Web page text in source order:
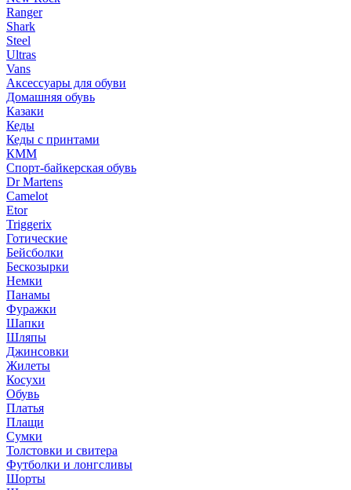
Ranger
Shark
Steel
Ultras
Vans
Аксессуары для обуви
Домашняя обувь
Казаки
Кеды
Кеды с принтами
КММ
Спорт-байкерская обувь
Dr Martens
Camelot
Etor
Triggerix
Готические
Бейсболки
Бескозырки
Немки
Панамы
Фуражки
Шапки
Шляпы
Джинсовки
Жилеты
Косухи
Обувь
Платья
Плащи
Сумки
Толстовки и свитера
Футболки и лонгсливы
Шорты